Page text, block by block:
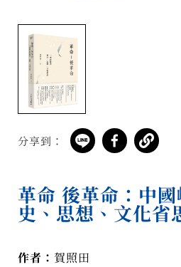
分享到：
革命 後革命：中
史、思想、文化省
作者：賀照田